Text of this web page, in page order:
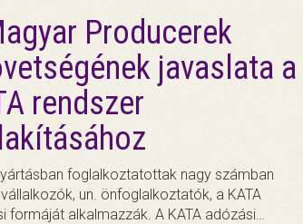
Producerek
javaslata a
rendszer
foglalkoztatottak nagy számban
un. önfoglalkoztatók, a KATA
formáját alkalmazzák. A KATA adózási…